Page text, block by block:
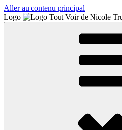
Aller au contenu principal
Logo